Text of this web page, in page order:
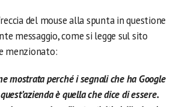
del mouse alla spunta in questione
messaggio, come si legge sul sito
menzionato:
mostrata perché i segnali che ha Google
è quella che dice di essere.